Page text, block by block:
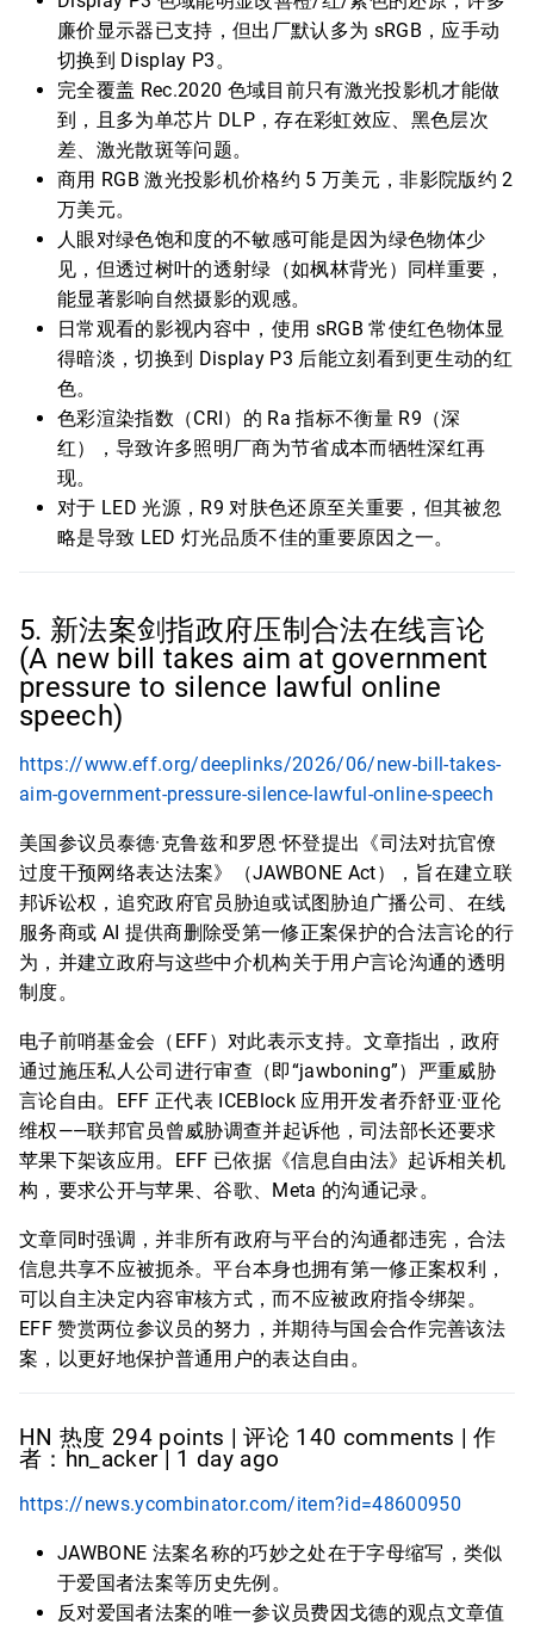
廉价显示器已支持，但出厂默认多为 sRGB，应手动
切换到 Display P3。
完全覆盖 Rec.2020 色域目前只有激光投影机才能做
到，且多为单芯片 DLP，存在彩虹效应、黑色层次
差、激光散斑等问题。
商用 RGB 激光投影机价格约 5 万美元，非影院版约 2
万美元。
人眼对绿色饱和度的不敏感可能是因为绿色物体少
见，但透过树叶的透射绿（如枫林背光）同样重要，
能显著影响自然摄影的观感。
日常观看的影视内容中，使用 sRGB 常使红色物体显
得暗淡，切换到 Display P3 后能立刻看到更生动的红
色。
色彩渲染指数（CRI）的 Ra 指标不衡量 R9（深
红），导致许多照明厂商为节省成本而牺牲深红再
现。
对于 LED 光源，R9 对肤色还原至关重要，但其被忽
略是导致 LED 灯光品质不佳的重要原因之一。
5. 新法案剑指政府压制合法在线言论
(A new bill takes aim at government
pressure to silence lawful online
speech)
https://www.eff.org/deeplinks/2026/06/new-bill-takes-
aim-government-pressure-silence-lawful-online-speech
美国参议员泰德·克鲁兹和罗恩·怀登提出《司法对抗官僚
过度干预网络表达法案》（JAWBONE Act），旨在建立联
邦诉讼权，追究政府官员胁迫或试图胁迫广播公司、在线
服务商或 AI 提供商删除受第一修正案保护的合法言论的行
为，并建立政府与这些中介机构关于用户言论沟通的透明
制度。
电子前哨基金会（EFF）对此表示支持。文章指出，政府
通过施压私人公司进行审查（即“jawboning”）严重威胁
言论自由。EFF 正代表 ICEBlock 应用开发者乔舒亚·亚伦
维权——联邦官员曾威胁调查并起诉他，司法部长还要求
苹果下架该应用。EFF 已依据《信息自由法》起诉相关机
构，要求公开与苹果、谷歌、Meta 的沟通记录。
文章同时强调，并非所有政府与平台的沟通都违宪，合法
信息共享不应被扼杀。平台本身也拥有第一修正案权利，
可以自主决定内容审核方式，而不应被政府指令绑架。
EFF 赞赏两位参议员的努力，并期待与国会合作完善该法
案，以更好地保护普通用户的表达自由。
HN 热度 294 points | 评论 140 comments | 作
者：hn_acker | 1 day ago
https://news.ycombinator.com/item?id=48600950
JAWBONE 法案名称的巧妙之处在于字母缩写，类似
于爱国者法案等历史先例。
反对爱国者法案的唯一参议员费因戈德的观点文章值